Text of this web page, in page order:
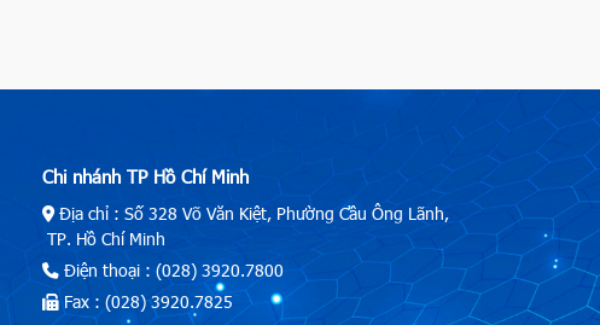
Chi nhánh TP Hồ Chí Minh
Địa chỉ : Số 328 Võ Văn Kiệt, Phường Cầu Ông Lãnh,
TP. Hồ Chí Minh
Điện thoại : (028) 3920.7800
Fax : (028) 3920.7825